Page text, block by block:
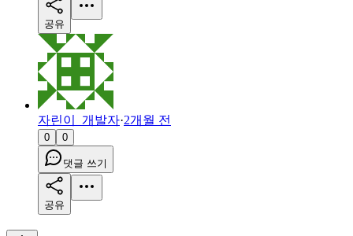
공유
자린이_개발자·2개월 전
0 0
댓글 쓰기
공유